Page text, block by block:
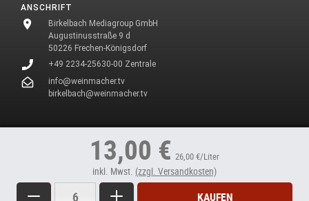
13,00 € 26,00 €/Liter
inkl. Mwst. (zzgl. Versandkosten)
Weniger KAUFEN
ANSCHRIFT
Birkelbach Mediagroup GmbH
Augustinusstraße 9 d
50226 Frechen-Königsdorf
+49 2234-25630-00 Zentrale
info@weinmacher.tv
birkelbach@weinmacher.tv
Personenbezeichnungen die männliche Form.